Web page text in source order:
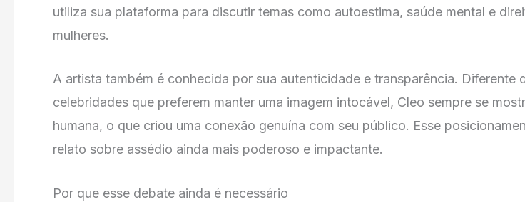
utiliza sua plataforma para discutir temas como autoestima, saúde mental e
mulheres.
A artista também é conhecida por sua autenticidade e transparência. Diferente
celebridades que preferem manter uma imagem intocável, Cleo sempre se
humana, o que criou uma conexão genuína com seu público. Esse
relato sobre assédio ainda mais poderoso e impactante.
Por que esse debate ainda é necessário